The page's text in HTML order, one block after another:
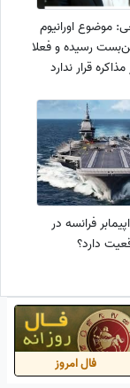
موضوع اورانیوم
رسیده و فعلا
قرار ندارد
فرانسه در
دارد؟
فال امروز